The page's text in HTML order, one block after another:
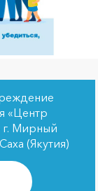
«Центр
г. Мирный
(Якутия)